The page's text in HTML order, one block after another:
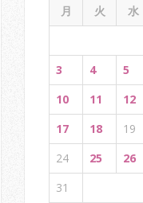
月
火 水
3
4 5
10
11 12
17
18 19
24
25 26
31